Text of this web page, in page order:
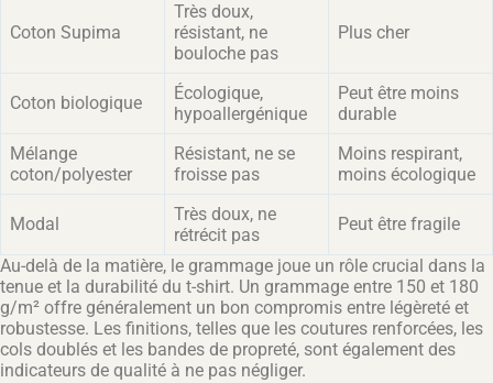
Coton Supima
Très doux,
résistant, ne
bouloche pas
Plus cher
Coton biologique
Écologique,
hypoallergénique
Peut être moins
durable
Mélange
coton/polyester
Résistant, ne se
froisse pas
Moins respirant,
moins écologique
Modal
Très doux, ne
rétrécit pas
Peut être fragile
Au-delà de la matière, le grammage joue un rôle crucial dans la
tenue et la durabilité du t-shirt. Un grammage entre 150 et 180
g/m² offre généralement un bon compromis entre légèreté et
robustesse. Les finitions, telles que les coutures renforcées, les
cols doublés et les bandes de propreté, sont également des
indicateurs de qualité à ne pas négliger.